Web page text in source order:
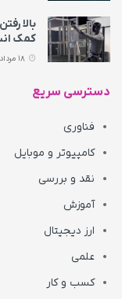
کمک
دسترسی سریع
فناوری
کامپیوتر و موبایل
نقد و بررسی
آموزش
ارز دیجیتال
علمی
کسب و کار